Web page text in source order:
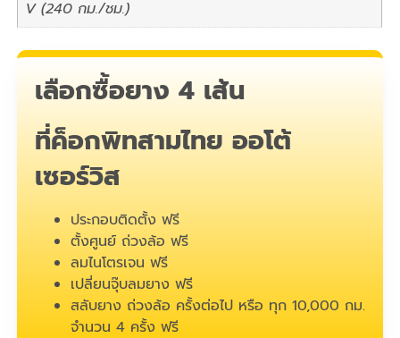
V (240 กม./ชม.)
เลือกซื้อยาง 4 เส้น
ที่ค็อกพิทสามไทย ออโต้
เซอร์วิส
ประกอบติดตั้ง ฟรี
ตั้งศูนย์ ถ่วงล้อ ฟรี
ลมไนโตรเจน ฟรี
เปลี่ยนจุ๊บลมยาง ฟรี
สลับยาง ถ่วงล้อ ครั้งต่อไป หรือ ทุก 10,000 กม.
จำนวน 4 ครั้ง ฟรี